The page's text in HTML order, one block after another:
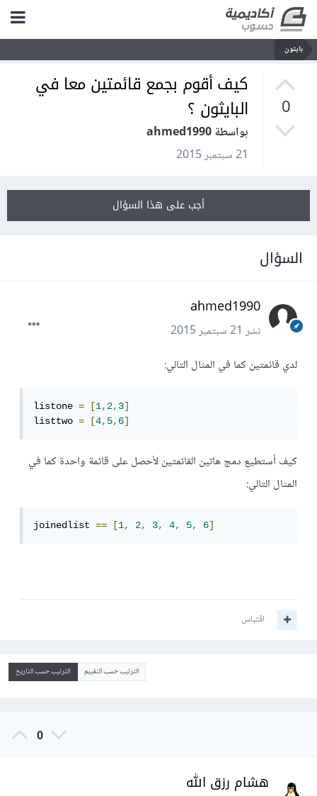
بايثون
0
كيف أقوم بجمع قائمتين معا في
البايثون ؟
بواسطة ahmed1990
21 سبتمبر 2015
أجب على هذا السؤال
السؤال
ahmed1990
نشر21 سبتمبر 2015
لدي قائمتين كما في المثال التالي:
listone = [1,2,3]
listtwo = [4,5,6]
كيف أستطيع دمج هاتين القائمتين لأحصل على قائمة واحدة كما في
المثال التالي:
joinedlist == [1, 2, 3, 4, 5, 6]
اقتباس
الترتيب حسب التقييم الترتيب حسب التاريخ
0
هشام رزق الله